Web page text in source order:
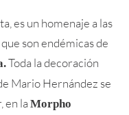
es un homenaje a las
son endémicas de
Toda la decoración
Mario Hernández se
en la Morpho